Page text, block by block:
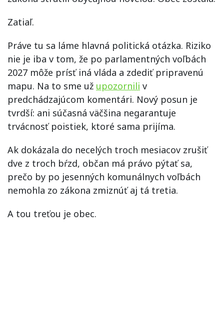
Zatiaľ.
Práve tu sa láme hlavná politická otázka. Riziko
nie je iba v tom, že po parlamentných voľbách
2027 môže prísť iná vláda a zdediť pripravenú
mapu. Na to sme už upozornili v
predchádzajúcom komentári. Nový posun je
tvrdší: ani súčasná väčšina negarantuje
trvácnosť poistiek, ktoré sama prijíma.
Ak dokázala do necelých troch mesiacov zrušiť
dve z troch bŕzd, občan má právo pýtať sa,
prečo by po jesenných komunálnych voľbách
nemohla zo zákona zmiznúť aj tá tretia.
A tou treťou je obec.